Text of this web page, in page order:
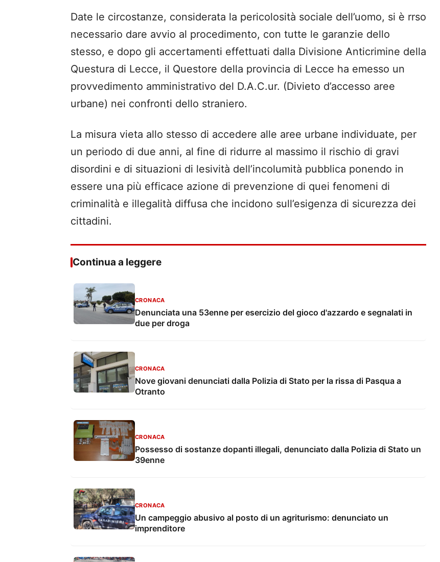
Date le circostanze, considerata la pericolosità sociale dell’uomo, si è rrso
necessario dare avvio al procedimento, con tutte le garanzie dello
stesso, e dopo gli accertamenti effettuati dalla Divisione Anticrimine della
Questura di Lecce, il Questore della provincia di Lecce ha emesso un
provvedimento amministrativo del D.A.C.ur. (Divieto d’accesso aree
urbane) nei confronti dello straniero.
La misura vieta allo stesso di accedere alle aree urbane individuate, per
un periodo di due anni, al fine di ridurre al massimo il rischio di gravi
disordini e di situazioni di lesività dell’incolumità pubblica ponendo in
essere una più efficace azione di prevenzione di quei fenomeni di
criminalità e illegalità diffusa che incidono sull’esigenza di sicurezza dei
cittadini.
Continua a leggere
CRONACA
Denunciata una 53enne per esercizio del gioco d'azzardo e segnalati in
due per droga
CRONACA
Nove giovani denunciati dalla Polizia di Stato per la rissa di Pasqua a
Otranto
CRONACA
Possesso di sostanze dopanti illegali, denunciato dalla Polizia di Stato un
39enne
CRONACA
Un campeggio abusivo al posto di un agriturismo: denunciato un
imprenditore